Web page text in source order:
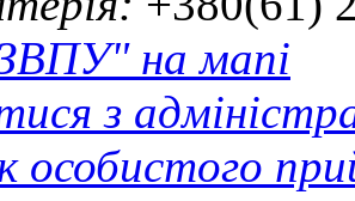
на мапі
з
особистого